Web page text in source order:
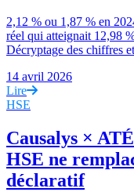
2,12 % ou 1,87 % en
réel qui atteignait 12,98
Décryptage des chiffres
14 avril 2026
Lire
HSE
Causalys ×
HSE ne
déclaratif